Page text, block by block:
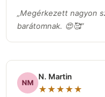
„Megérkezett nagyon
barátomnak. 😍🥰”
NM
N. Martin
★★★★★